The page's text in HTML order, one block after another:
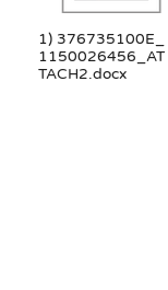
1) 376735100E_
1150026456_AT
TACH2.docx